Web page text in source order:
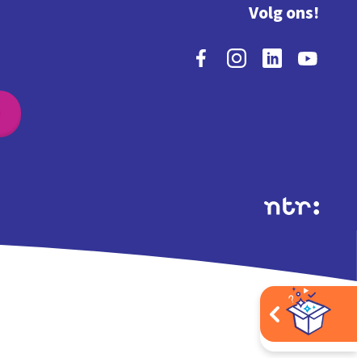
Volg ons!
Extra's